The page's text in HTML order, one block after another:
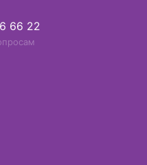
66 22